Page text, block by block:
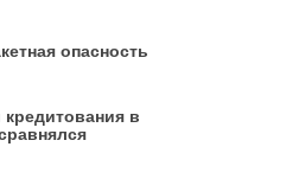
опасность
в